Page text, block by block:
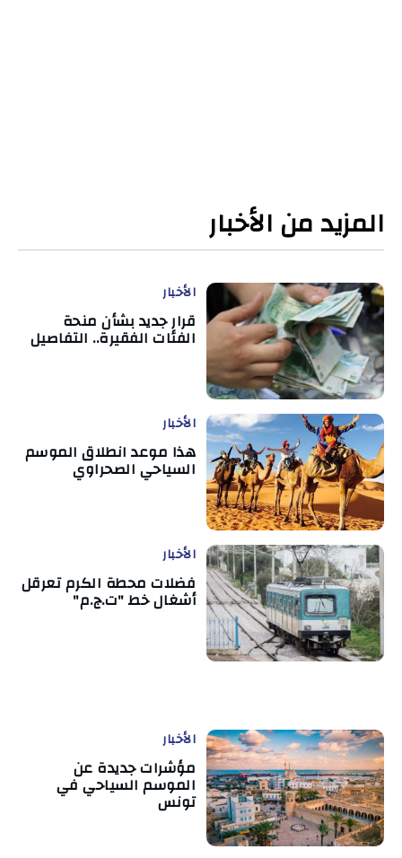
المزيد من الأخبار
الأخبار
قرار جديد بشأن منحة
الفئات الفقيرة.. التفاصيل
الأخبار
هذا موعد انطلاق الموسم
السياحي الصحراوي
الأخبار
فضلات محطة الكرم تعرقل
أشغال خط "ت.ج.م"
الأخبار
مؤشرات جديدة عن
الموسم السياحي في
تونس